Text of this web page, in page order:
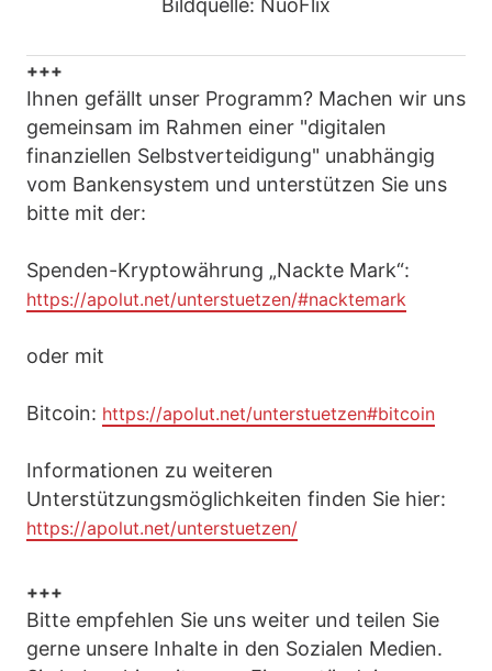
Bildquelle: NuoFlix
+++
Ihnen gefällt unser Programm? Machen wir uns
gemeinsam im Rahmen einer "digitalen
finanziellen Selbstverteidigung" unabhängig
vom Bankensystem und unterstützen Sie uns
bitte mit der:
Spenden-Kryptowährung „Nackte Mark“:
https://apolut.net/unterstuetzen/#nacktemark
oder mit
Bitcoin: https://apolut.net/unterstuetzen#bitcoin
Informationen zu weiteren
Unterstützungsmöglichkeiten finden Sie hier:
https://apolut.net/unterstuetzen/
+++
Bitte empfehlen Sie uns weiter und teilen Sie
gerne unsere Inhalte in den Sozialen Medien.